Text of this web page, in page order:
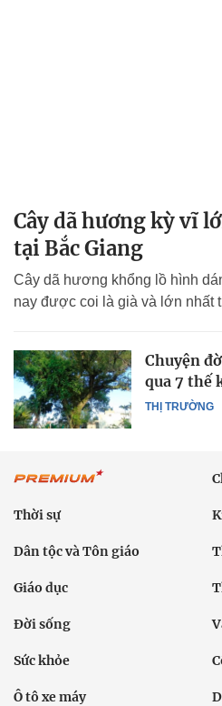
Cây dã hương kỳ vĩ
tại Bắc Giang
Cây dã hương khổng lồ hình
nay được coi là già và lớn nhất
THỊ TRƯỜNG
Chuyện
qua 7 thế
Thời sự
Dân tộc và Tôn giáo
Giáo dục
Đời sống
Sức khỏe
Ô tô xe máy